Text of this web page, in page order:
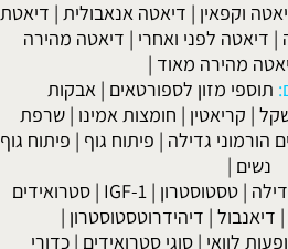
וקפאין | דיאטה אנאבולית | דיאטת
| דיאטה לפני ואחרי | דיאטה מהירה
מהירה מאוד |
תוספי מזון לספורטאים | אבקות
| קריאטין | חומצות אמינו |שרפת
הורמוני גדילה | פיתוח גוף | פיתוח גוף
נשים |
|טסטוסטרון |
IGF-1
|סטרואידים
| דיאנבול | דיהידרוטסטוסטרון |
לוואי | סוגי סטרואידים | כדורי